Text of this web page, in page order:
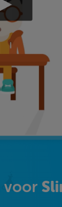
voor